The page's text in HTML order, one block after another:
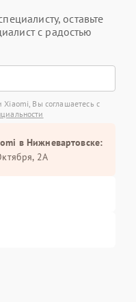
оставьте
с радостью
Xiaomi, Вы соглашаетесь с
в Нижневартовске:
2А